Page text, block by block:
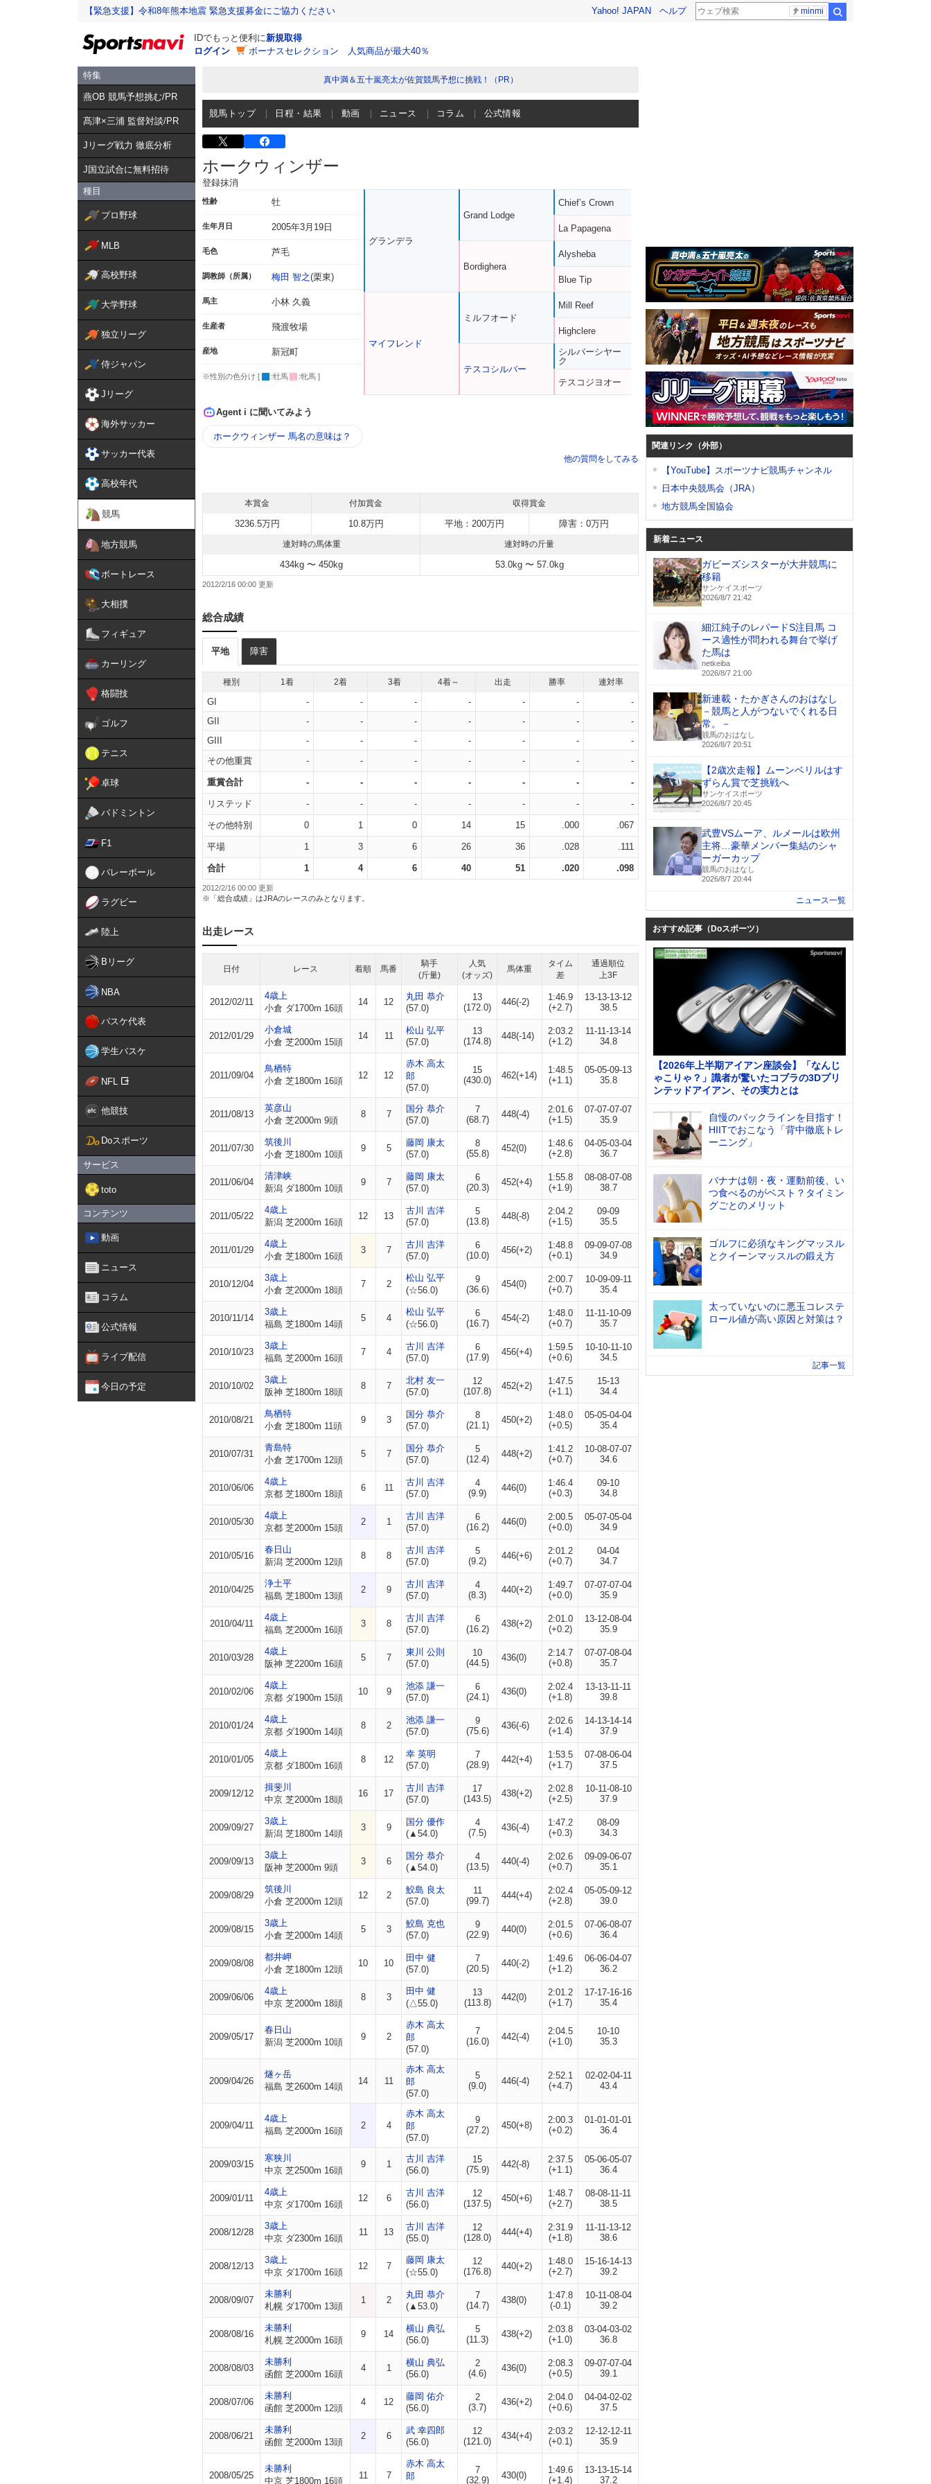
【緊急支援】令和8年熊本地震 緊急支援募金にご協力ください Yahoo! JAPAN ヘルプ minmi
IDでもっと便利に新規取得
ログイン
ボーナスセレクション 人気商品が最大40％
特集
燕OB 競馬予想挑む/PR
髙津×三浦 監督対談/PR
Jリーグ戦力 徹底分析
J国立試合に無料招待
種目
プロ野球
MLB
高校野球
大学野球
独立リーグ
侍ジャパン
Jリーグ
海外サッカー
サッカー代表
高校年代
競馬
地方競馬
ボートレース
大相撲
フィギュア
カーリング
格闘技
ゴルフ
テニス
卓球
バドミントン
F1
バレーボール
ラグビー
陸上
Bリーグ
NBA
バスケ代表
学生バスケ
NFL
他競技
Doスポーツ
サービス
toto
コンテンツ
動画
ニュース
コラム
公式情報
ライブ配信
今日の予定
真中満＆五十嵐亮太が佐賀競馬予想に挑戦！（PR）
競馬トップ 日程・結果 動画 ニュース コラム 公式情報
ホークウィンザー
登録抹消
性齢 牡
生年月日 2005年3月19日
毛色 芦毛
調教師（所属） 梅田 智之(栗東)
馬主 小林 久義
生産者 飛渡牧場
産地 新冠町
※性別の色分け [ :牡馬 :牝馬 ]
グランデラ
マイフレンド
Grand Lodge
Bordighera
ミルフオード
テスコシルバー
Chief’s Crown
La Papagena
Alysheba
Blue Tip
Mill Reef
Highclere
シルバーシヤー
ク
テスコジヨオー
Agent i に聞いてみよう
ホークウィンザー 馬名の意味は？
他の質問をしてみる
本賞金 付加賞金 収得賞金
3236.5万円 10.8万円 平地：200万円 障害：0万円
連対時の馬体重 連対時の斤量
434kg 〜 450kg 53.0kg 〜 57.0kg
2012/2/16 00:00
総合成績
平地 障害
種別 1着 2着 3着 4着～ 出走 勝率 連対率
GI - - - - - -
-
GII
- - - - - -
-
GIII
- - - - - -
-
その他重賞
- - - - - - -
重賞合計 - - - - - - -
リステッド - - - - - - -
その他特別 0 1 0 14 15 .000 .067
平場 1 3 6 26 36 .028 .111
合計 1 4 6 40 51 .020 .098
2012/2/16 00:00 更新
※「総合成績」はJRAのレースのみとなります。
出走レース
日付 レース 着順 馬番
騎手
(斤量)
人気
(オッズ)
馬体重
タイム
差
通過順位
上3F
2012/02/11
4歳上
小倉 ダ1700m 16頭
14 12
丸田 恭介
(57.0)
13
(172.0)
446(-2)
1:46.9
(+2.7)
13-13-13-12
38.5
2012/01/29
小倉城
小倉 芝2000m 15頭
14 11
松山 弘平
(57.0)
13
(174.8)
448(-14)
2:03.2
(+1.2)
11-11-13-14
34.8
2011/09/04
鳥栖特
小倉 芝1800m 16頭
12 12
赤木 高太
郎
(57.0)
15
(430.0)
462(+14)
1:48.5
(+1.1)
05-05-09-13
35.8
2011/08/13
英彦山
小倉 芝2000m 9頭
8 7
国分 恭介
(57.0)
7
(68.7)
448(-4)
2:01.6
(+1.5)
07-07-07-07
35.9
2011/07/30
筑後川
小倉 芝1800m 10頭
9 5
藤岡 康太
(57.0)
8
(55.8)
452(0)
1:48.6
(+2.8)
04-05-03-04
36.7
2011/06/04
清津峡
新潟 ダ1800m 10頭
9 7
藤岡 康太
(57.0)
6
(20.3)
452(+4)
1:55.8
(+1.9)
08-08-07-08
38.7
2011/05/22
4歳上
新潟 芝2000m 16頭
12 13
古川 吉洋
(57.0)
5
(13.8)
448(-8)
2:04.2
(+1.5)
09-09
35.5
2011/01/29
4歳上
小倉 芝1800m 16頭
3 7
古川 吉洋
(57.0)
6
(10.0)
456(+2)
1:48.8
(+0.1)
09-09-07-08
34.9
2010/12/04
3歳上
小倉 芝2000m 18頭
7 2
松山 弘平
(☆56.0)
9
(36.6)
454(0)
2:00.7
(+0.7)
10-09-09-11
35.4
2010/11/14
3歳上
福島 芝1800m 14頭
5 4
松山 弘平
(☆56.0)
6
(16.7)
454(-2)
1:48.0
(+0.7)
11-11-10-09
35.7
2010/10/23
3歳上
福島 芝2000m 16頭
7 4
古川 吉洋
(57.0)
6
(17.9)
456(+4)
1:59.5
(+0.6)
10-10-11-10
34.5
2010/10/02
3歳上
阪神 芝1800m 18頭
8 7
北村 友一
(57.0)
12
(107.8)
452(+2)
1:47.5
(+1.1)
15-13
34.4
2010/08/21
鳥栖特
小倉 芝1800m 11頭
9 3
国分 恭介
(57.0)
8
(21.1)
450(+2)
1:48.0
(+0.5)
05-05-04-04
35.4
2010/07/31
青島特
小倉 芝1700m 12頭
5 7
国分 恭介
(57.0)
5
(12.4)
448(+2)
1:41.2
(+0.7)
10-08-07-07
34.6
2010/06/06
4歳上
京都 芝1800m 18頭
6 11
古川 吉洋
(57.0)
4
(9.9)
446(0)
1:46.4
(+0.3)
09-10
34.8
2010/05/30
4歳上
京都 芝2000m 15頭
2 1
古川 吉洋
(57.0)
6
(16.2)
446(0)
2:00.5
(+0.0)
05-07-05-04
34.9
2010/05/16
春日山
新潟 芝2000m 12頭
8 8
古川 吉洋
(57.0)
5
(9.2)
446(+6)
2:01.2
(+0.7)
04-04
34.7
2010/04/25
浄土平
福島 芝1800m 13頭
2 9
古川 吉洋
(57.0)
4
(8.3)
440(+2)
1:49.7
(+0.0)
07-07-07-04
35.9
2010/04/11
4歳上
福島 芝2000m 16頭
3 8
古川 吉洋
(57.0)
6
(16.2)
438(+2)
2:01.0
(+0.2)
13-12-08-04
35.9
2010/03/28
4歳上
阪神 芝2200m 16頭
5 7
東川 公則
(57.0)
10
(44.5)
436(0)
2:14.7
(+0.8)
07-07-08-04
35.7
2010/02/06
4歳上
京都 ダ1900m 15頭
10 9
池添 謙一
(57.0)
6
(24.1)
436(0)
2:02.4
(+1.8)
13-13-11-11
39.8
2010/01/24
4歳上
京都 ダ1900m 14頭
8 2
池添 謙一
(57.0)
9
(75.6)
436(-6)
2:02.6
(+1.4)
14-13-14-14
37.9
2010/01/05
4歳上
京都 ダ1800m 16頭
8 12
幸 英明
(57.0)
7
(28.9)
442(+4)
1:53.5
(+1.7)
07-08-06-04
37.5
2009/12/12
揖斐川
中京 芝2000m 18頭
16 17
古川 吉洋
(57.0)
17
(143.5)
438(+2)
2:02.8
(+2.5)
10-11-08-10
37.9
2009/09/27
3歳上
新潟 芝1800m 14頭
3 9
国分 優作
(▲54.0)
4
(7.5)
436(-4)
1:47.2
(+0.3)
08-09
34.3
2009/09/13
3歳上
阪神 芝2000m 9頭
3 6
国分 恭介
(▲54.0)
4
(13.5)
440(-4)
2:02.6
(+0.7)
09-09-06-07
35.1
2009/08/29
筑後川
小倉 芝2000m 12頭
12 2
鮫島 良太
(57.0)
11
(99.7)
444(+4)
2:02.4
(+2.8)
05-05-09-12
39.0
2009/08/15
3歳上
小倉 芝2000m 14頭
5 3
鮫島 克也
(57.0)
9
(22.9)
440(0)
2:01.5
(+0.6)
07-06-08-07
36.4
2009/08/08
都井岬
小倉 芝1800m 12頭
10 10
田中 健
(57.0)
7
(20.5)
440(-2)
1:49.6
(+1.2)
06-06-04-07
36.2
2009/06/06
4歳上
中京 芝2000m 18頭
8 3
田中 健
(△55.0)
13
(113.8)
442(0)
2:01.2
(+1.7)
17-17-16-16
35.4
2009/05/17
春日山
新潟 芝2000m 10頭
9 2
赤木 高太
郎
(57.0)
7
(16.0)
442(-4)
2:04.5
(+1.0)
10-10
35.3
2009/04/26
燧ヶ岳
福島 芝2600m 14頭
14 11
赤木 高太
郎
(57.0)
5
(9.0)
446(-4)
2:52.1
(+4.7)
02-02-04-11
43.4
2009/04/11
4歳上
福島 芝2000m 16頭
2 4
赤木 高太
郎
(57.0)
9
(27.2)
450(+8)
2:00.3
(+0.2)
01-01-01-01
36.4
2009/03/15
寒狭川
中京 芝2500m 16頭
9 1
古川 吉洋
(56.0)
15
(75.9)
442(-8)
2:37.5
(+1.1)
05-06-05-07
36.4
2009/01/11
4歳上
中京 ダ1700m 16頭
12 6
古川 吉洋
(56.0)
12
(137.5)
450(+6)
1:48.7
(+2.7)
08-08-11-11
38.5
2008/12/28
3歳上
中京 ダ2300m 16頭
11 13
古川 吉洋
(55.0)
12
(128.0)
444(+4)
2:31.9
(+1.8)
11-11-13-12
38.6
2008/12/13
3歳上
中京 ダ1700m 16頭
12 7
藤岡 康太
(☆55.0)
12
(176.8)
440(+2)
1:48.0
(+2.7)
15-16-14-13
39.2
2008/09/07
未勝利
札幌 ダ1700m 13頭
1 2
丸田 恭介
(▲53.0)
7
(14.7)
438(0)
1:47.8
(-0.1)
10-11-08-04
39.2
2008/08/16
未勝利
札幌 芝2000m 16頭
9 14
横山 典弘
(56.0)
5
(11.3)
438(+2)
2:03.8
(+1.0)
03-04-03-02
36.8
2008/08/03
未勝利
函館 芝2000m 16頭
4 1
横山 典弘
(56.0)
2
(4.6)
436(0)
2:08.3
(+0.5)
09-07-07-04
39.1
2008/07/06
未勝利
函館 芝2000m 12頭
4 12
藤岡 佑介
(56.0)
2
(3.7)
436(+2)
2:04.0
(+0.6)
04-04-02-02
37.5
2008/06/21
未勝利
函館 芝2000m 13頭
2 6
武 幸四郎
(56.0)
12
(121.0)
434(+4)
2:03.2
(+0.1)
12-12-12-11
35.9
2008/05/25
未勝利
中京 芝1800m 16頭
11 7
赤木 高太
郎
7
(32.9)
430(0)
1:49.6
(+1.4)
13-13-15-14
37.2
関連リンク（外部）
【YouTube】スポーツナビ競馬チャンネル
日本中央競馬会（JRA）
地方競馬全国協会
新着ニュース
ガビーズシスターが大井競馬に
移籍
サンケイスポーツ
2026/8/7 21:42
細江純子のレパードS注目馬 コ
ース適性が問われる舞台で挙げ
た馬は
netkeiba
2026/8/7 21:00
新連載・たかぎさんのおはなし
－競馬と人がつないでくれる日
常。－
競馬のおはなし
2026/8/7 20:51
【2歳次走報】ムーンベリルはす
ずらん賞で芝挑戦へ
サンケイスポーツ
2026/8/7 20:45
武豊VSムーア、ルメールは欧州
主将…豪華メンバー集結のシャ
ーガーカップ
競馬のおはなし
2026/8/7 20:44
ニュース一覧
おすすめ記事（Doスポーツ）
【2026年上半期アイアン座談会】「なんじ
ゃこりゃ？」識者が驚いたコブラの3Dプリ
ンテッドアイアン、その実力とは
自慢のバックラインを目指す！
HIITでおこなう「背中徹底トレ
ーニング」
バナナは朝・夜・運動前後、い
つ食べるのがベスト？タイミン
グごとのメリット
ゴルフに必須なキングマッスル
とクイーンマッスルの鍛え方
太っていないのに悪玉コレステ
ロール値が高い原因と対策は？
記事一覧